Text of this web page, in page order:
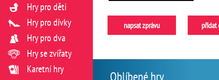
napsat zprávu přidat
Oblíbené hry
Hry pro děti
Hry pro dívky
Hry pro dva
Hry se zvířaty
Karetní hry